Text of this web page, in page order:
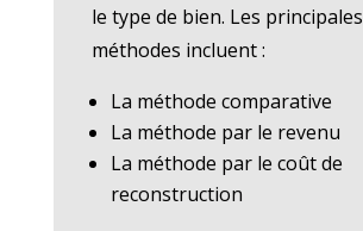
le type de bien. Les principales
méthodes incluent :
La méthode comparative
La méthode par le revenu
La méthode par le coût de
reconstruction